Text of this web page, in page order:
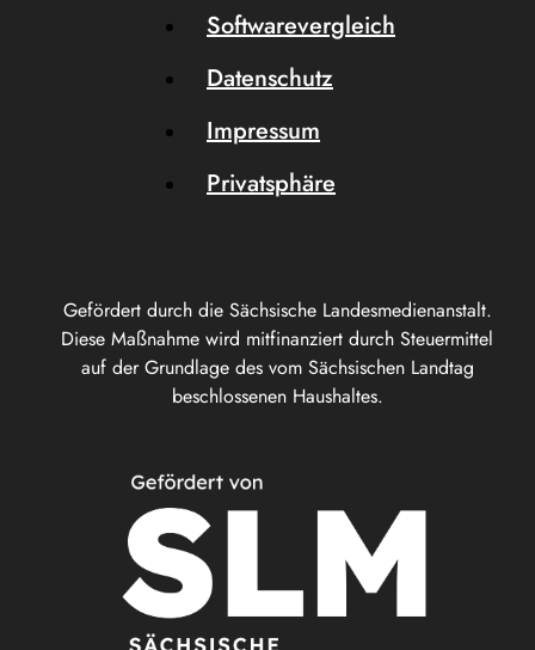
Gefördert durch die Sächsische Landesmedienanstalt.
Diese Maßnahme wird mitfinanziert durch Steuermittel
auf der Grundlage des vom Sächsischen Landtag
beschlossenen Haushaltes.
Softwarevergleich
Datenschutz
Impressum
Privatsphäre